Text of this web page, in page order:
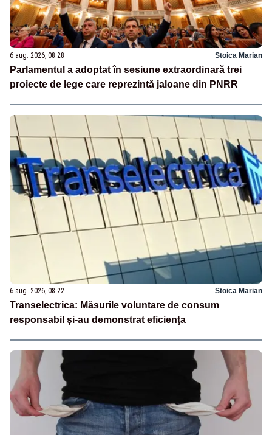
6 aug. 2026, 08:28 Stoica Marian
Parlamentul a adoptat în sesiune extraordinară trei
proiecte de lege care reprezintă jaloane din PNRR
6 aug. 2026, 08:22 Stoica Marian
Transelectrica: Măsurile voluntare de consum
responsabil şi-au demonstrat eficienţa